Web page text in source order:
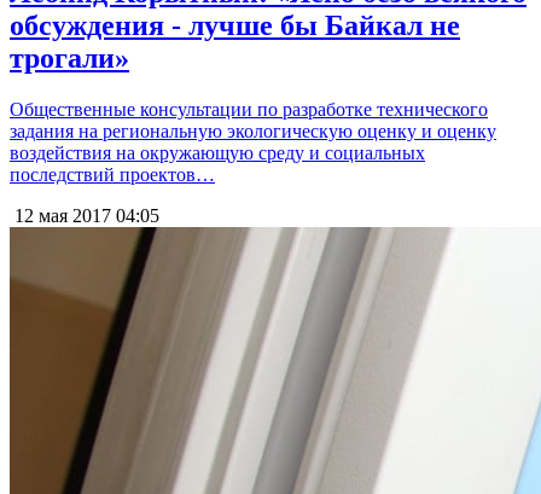
обсуждения - лучше бы Байкал не
трогали»
Общественные консультации по разработке технического
задания на региональную экологическую оценку и оценку
воздействия на окружающую среду и социальных
последствий проектов…
12 мая 2017 04:05